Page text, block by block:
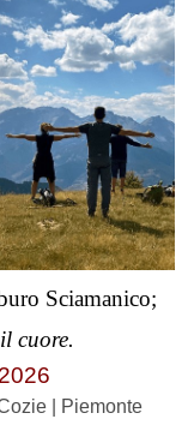
Sciamanico;
cuore.
| Piemonte